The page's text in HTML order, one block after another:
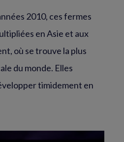
2010, ces fermes
en Asie et aux
où se trouve la plus
du monde. Elles
timidement en